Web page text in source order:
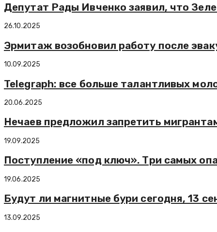
Депутат Рады Ивченко заявил, что
26.10.2025
Эрмитаж возобновил работу после
10.09.2025
Telegraph: все больше талантливых
20.06.2025
Нечаев предложил запретить
19.09.2025
Поступление «под ключ». Три самых
19.06.2025
Будут ли магнитные бури сегодня, 13
13.09.2025